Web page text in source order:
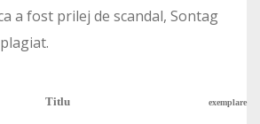
a fost prilej de scandal, Sontag
Titlu exemplare